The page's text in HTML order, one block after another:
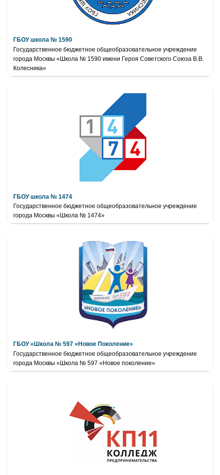
ГБОУ школа № 1590
Государственное бюджетное общеобразовательное учреждение
города Москвы «Школа № 1590 имени Героя Советского Союза В.В.
Колесника»
ГБОУ школа № 1474
Государственное бюджетное общеобразовательное учреждение
города Москвы «Школа № 1474»
ГБОУ «Школа № 597 «Новое Поколение»
Государственное бюджетное общеобразовательное учреждение
города Москвы «Школа № 597 «Новое поколение»